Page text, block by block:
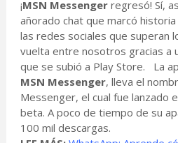
¡MSN Messengerregresó! Sí,
añorado chat que marcó
las redes sociales que superan
vuelta entre nosotros gracias a
que se subió a Play Store. La
MSN Messenger, lleva el
Messenger, el cual fue lanzado
beta. A poco de tiempo de su
100 mil descargas.